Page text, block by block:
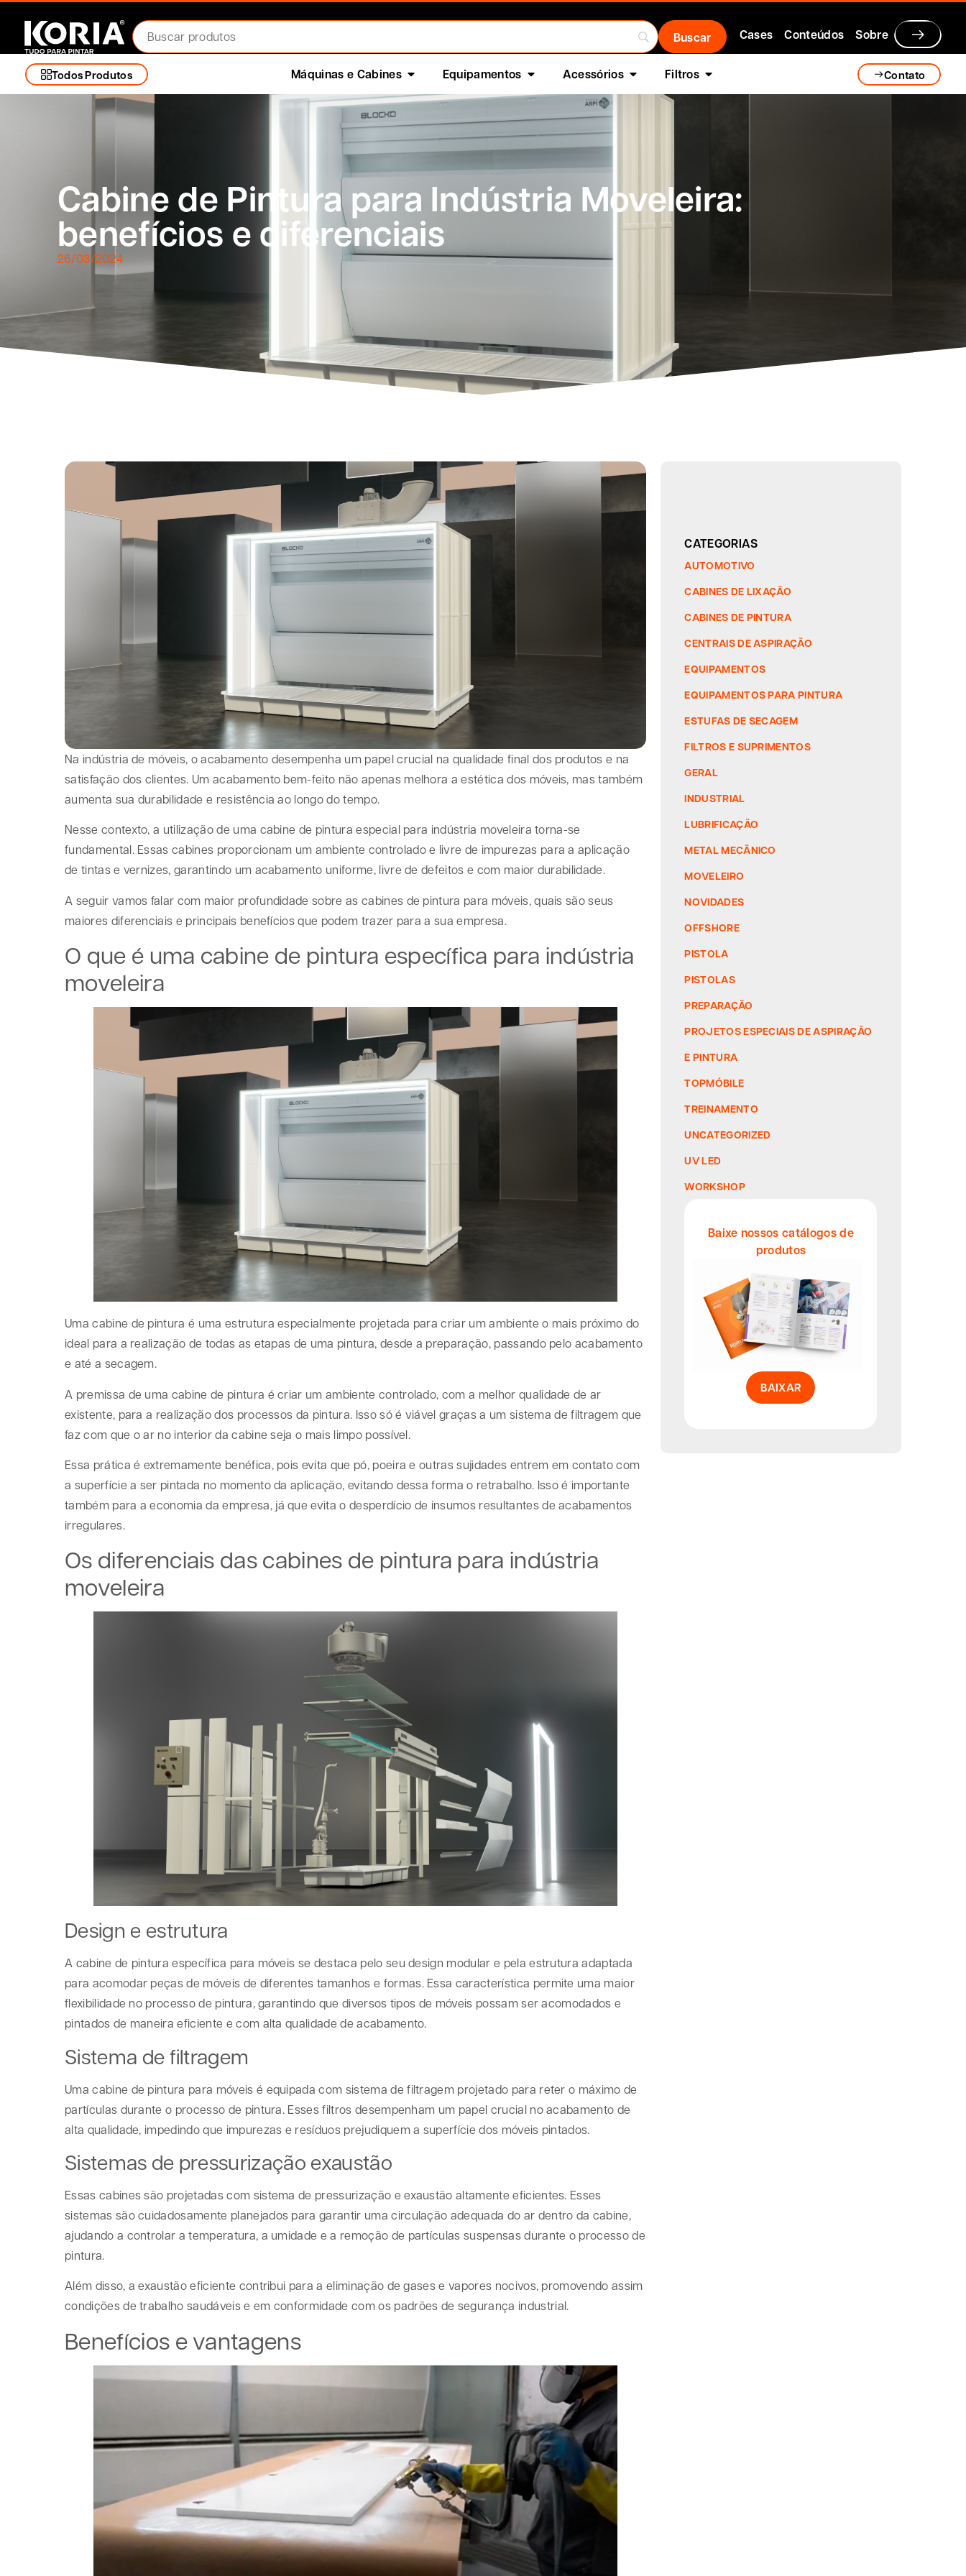
Cases Conteúdos Sobre
Todos Produtos Máquinas e Cabines Equipamentos Acessórios Filtros Contato
Cabine de Pintura para Indústria Moveleira:
benefícios e diferenciais
26/03/2024
Na indústria de móveis, o acabamento desempenha um papel crucial na qualidade final dos produtos e na
satisfação dos clientes. Um acabamento bem-feito não apenas melhora a estética dos móveis, mas também
aumenta sua durabilidade e resistência ao longo do tempo.
Nesse contexto, a utilização de uma cabine de pintura especial para indústria moveleira torna-se
fundamental. Essas cabines proporcionam um ambiente controlado e livre de impurezas para a aplicação
de tintas e vernizes, garantindo um acabamento uniforme, livre de defeitos e com maior durabilidade.
A seguir vamos falar com maior profundidade sobre as cabines de pintura para móveis, quais são seus
maiores diferenciais e principais benefícios que podem trazer para a sua empresa.
O que é uma cabine de pintura específica para indústria
moveleira
Uma cabine de pintura é uma estrutura especialmente projetada para criar um ambiente o mais próximo do
ideal para a realização de todas as etapas de uma pintura, desde a preparação, passando pelo acabamento
e até a secagem.
A premissa de uma cabine de pintura é criar um ambiente controlado, com a melhor qualidade de ar
existente, para a realização dos processos da pintura. Isso só é viável graças a um sistema de filtragem que
faz com que o ar no interior da cabine seja o mais limpo possível.
Essa prática é extremamente benéfica, pois evita que pó, poeira e outras sujidades entrem em contato com
a superfície a ser pintada no momento da aplicação, evitando dessa forma o retrabalho. Isso é importante
também para a economia da empresa, já que evita o desperdício de insumos resultantes de acabamentos
irregulares.
Os diferenciais das cabines de pintura para indústria
moveleira
Design e estrutura
A cabine de pintura específica para móveis se destaca pelo seu design modular e pela estrutura adaptada
para acomodar peças de móveis de diferentes tamanhos e formas. Essa característica permite uma maior
flexibilidade no processo de pintura, garantindo que diversos tipos de móveis possam ser acomodados e
pintados de maneira eficiente e com alta qualidade de acabamento.
Sistema de filtragem
Uma cabine de pintura para móveis é equipada com sistema de filtragem projetado para reter o máximo de
partículas durante o processo de pintura. Esses filtros desempenham um papel crucial no acabamento de
alta qualidade, impedindo que impurezas e resíduos prejudiquem a superfície dos móveis pintados.
Sistemas de pressurização exaustão
Essas cabines são projetadas com sistema de pressurização e exaustão altamente eficientes. Esses
sistemas são cuidadosamente planejados para garantir uma circulação adequada do ar dentro da cabine,
ajudando a controlar a temperatura, a umidade e a remoção de partículas suspensas durante o processo de
pintura.
Além disso, a exaustão eficiente contribui para a eliminação de gases e vapores nocivos, promovendo assim
condições de trabalho saudáveis e em conformidade com os padrões de segurança industrial.
Benefícios e vantagens
CATEGORIAS
AUTOMOTIVO
CABINES DE LIXAÇÃO
CABINES DE PINTURA
CENTRAIS DE ASPIRAÇÃO
EQUIPAMENTOS
EQUIPAMENTOS PARA PINTURA
ESTUFAS DE SECAGEM
FILTROS E SUPRIMENTOS
GERAL
INDUSTRIAL
LUBRIFICAÇÃO
METAL MECÂNICO
MOVELEIRO
NOVIDADES
OFFSHORE
PISTOLA
PISTOLAS
PREPARAÇÃO
PROJETOS ESPECIAIS DE ASPIRAÇÃO
E PINTURA
TOPMÓBILE
TREINAMENTO
UNCATEGORIZED
UV LED
WORKSHOP
Baixe nossos catálogos de
produtos
BAIXAR